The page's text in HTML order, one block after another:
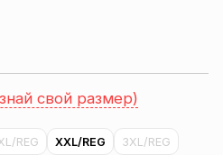
свой размер)
REG XXL/REG
3XL/REG